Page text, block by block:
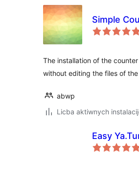
Simple
The installation of the
without editing the files of
abwp
Licba aktiwnych
Easy